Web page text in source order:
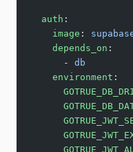
  auth
:
    image
:
    depends_on
:
      -
db
    environment
: